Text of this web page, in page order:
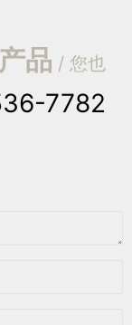
品 / 您也
7782